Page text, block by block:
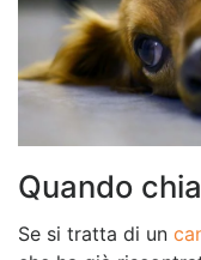
Quando
Se si tratta di un